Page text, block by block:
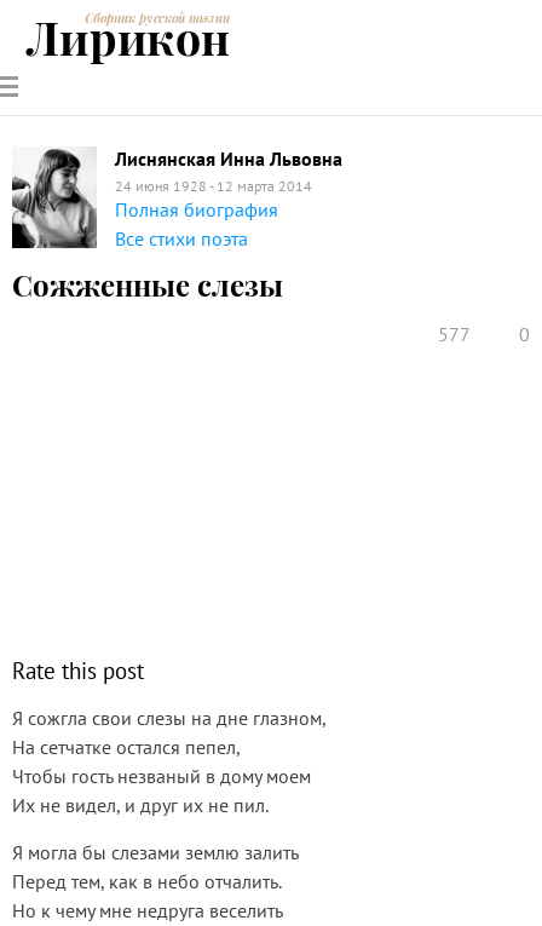
РУССКИЕ
ПОЭТЫ
СОВРЕМЕННИКИЭНЦИКЛОПЕДИЯ
ПОЭЗИИ
Сборник русской поэзии
Лирикон
Лиснянская Инна Львовна
24 июня 1928 - 12 марта 2014
Полная биография
Все стихи поэта
Сожженные слезы
577 0
Rate this post
Я сожгла свои слезы на дне глазном,
На сетчатке остался пепел,
Чтобы гость незваный в дому моем
Их не видел, и друг их не пил.
Я могла бы слезами землю залить
Перед тем, как в небо отчалить.
Но к чему мне недруга веселить